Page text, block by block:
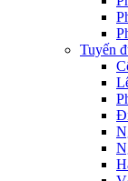
Tuyến